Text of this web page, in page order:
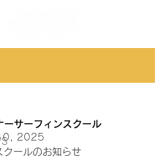
ーサーフィンスクール
2025
クールのお知らせ